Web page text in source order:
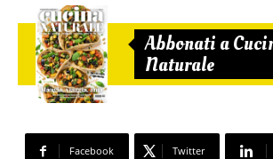
Abbonati a
Naturale
Facebook Twitter